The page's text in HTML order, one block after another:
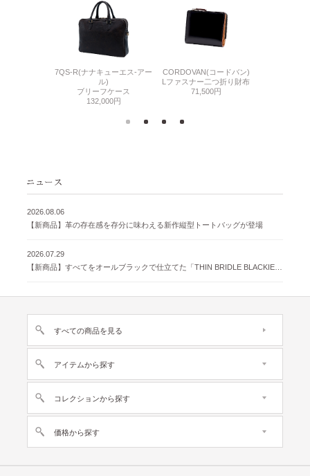
7QS-R(ナナキューエス-アー
ル)
ブリーフケース
132,000円
CORDOVAN(コードバン)
Lファスナー二つ折り財布
71,500円
2026.08.06
【新商品】革の存在感を存分に味わえる新作縦型トートバッグが登場
2026.07.29
すべての商品を見る
アイテムから探す
コレクションから探す
価格から探す